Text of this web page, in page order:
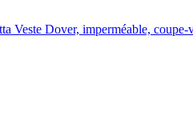
Veste Dover, imperméable,